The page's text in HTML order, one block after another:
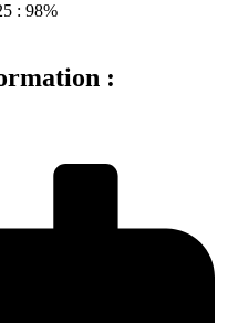
: 98%
: